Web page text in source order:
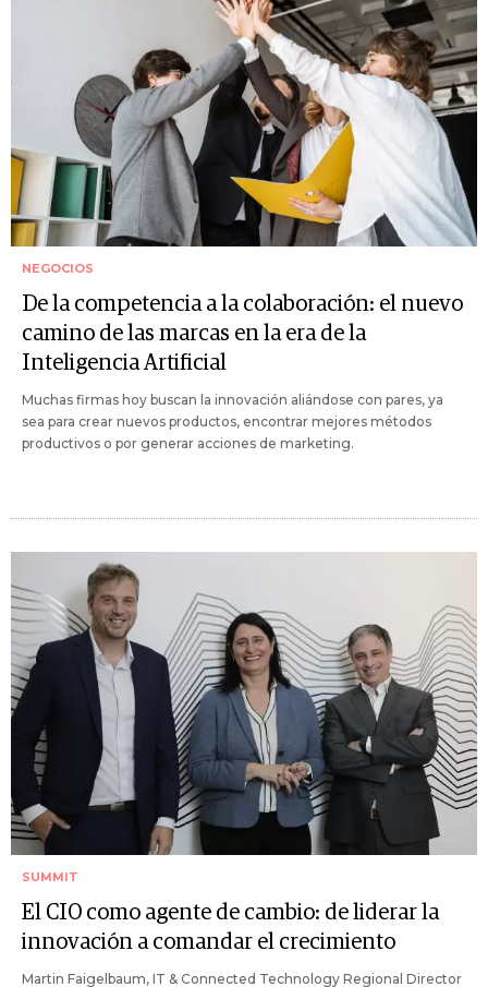
NEGOCIOS
De la competencia a la colaboración: el nuevo
camino de las marcas en la era de la
Inteligencia Artificial
Muchas firmas hoy buscan la innovación aliándose con pares, ya
sea para crear nuevos productos, encontrar mejores métodos
productivos o por generar acciones de marketing.
SUMMIT
El CIO como agente de cambio: de liderar la
innovación a comandar el crecimiento
Martin Faigelbaum, IT & Connected Technology Regional Director